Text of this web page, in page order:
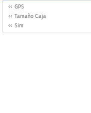
GPS
Tamaño Caja
Sim